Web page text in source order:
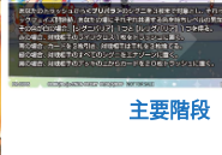
主要階段